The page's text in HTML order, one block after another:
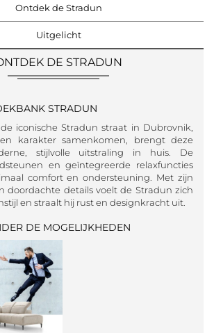
Ontdek de Stradun
Uitgelicht
DE STRADUN
STRADUN
iconische Stradun straat in Dubrovnik,
karakter samenkomen, brengt deze
stijlvolle uitstraling in huis. De
en geïntegreerde relaxfuncties
comfort en ondersteuning. Met zijn
doordachte details voelt de Stradun zich
en straalt hij rust en designkracht uit.
DE MOGELIJKHEDEN